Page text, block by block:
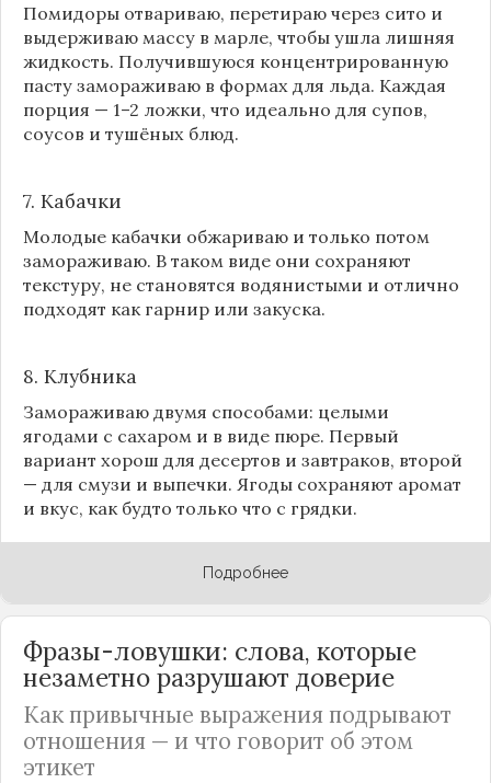
Помидоры отвариваю, перетираю через сито и
выдерживаю массу в марле, чтобы ушла лишняя
жидкость. Получившуюся концентрированную
пасту замораживаю в формах для льда. Каждая
порция — 1–2 ложки, что идеально для супов,
соусов и тушёных блюд.
7. Кабачки
Молодые кабачки обжариваю и только потом
замораживаю. В таком виде они сохраняют
текстуру, не становятся водянистыми и отлично
подходят как гарнир или закуска.
8. Клубника
Замораживаю двумя способами: целыми
ягодами с сахаром и в виде пюре. Первый
вариант хорош для десертов и завтраков, второй
— для смузи и выпечки. Ягоды сохраняют аромат
и вкус, как будто только что с грядки.
Подробнее
Фразы-ловушки: слова, которые
незаметно разрушают доверие
Как привычные выражения подрывают
отношения — и что говорит об этом
этикет